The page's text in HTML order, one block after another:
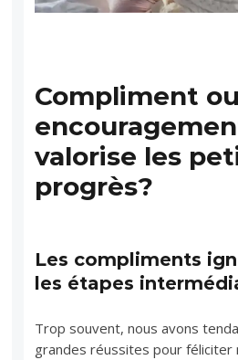
Compliment ou
valorise les
progrès?
Les compliments
les étapes
Trop souvent, nous avons
grandes réussites pour féliciter